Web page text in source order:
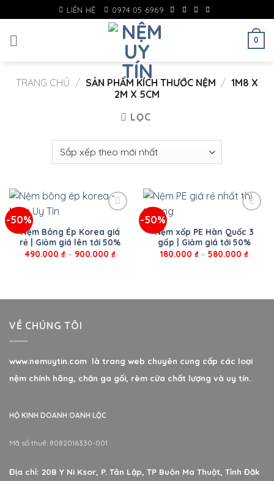
to
content
LIÊN HỆ 0974 05 6969
0
TRANG CHỦ / SẢN PHẨM KÍCH THƯỚC NỆM / 1M8 X
2M X 5CM
LỌC
-50%
Nệm Bông Ép Korea giá
rẻ | Giảm giá lên tới 50%
490.000 ₫– 900.000 ₫
-50%
Nệm xốp PE Hàn Quốc 3
gấp | Giảm giá tới 50%
180.000 ₫– 580.000 ₫
VỀ CHÚNG TÔI
www.nemuytin.com là trang web chuyên cung cấp các loại
nệm chính hãng, chăn ga gối, rèm cửa chất lượng và uy tín.
HỘ KINH DOANH OANH LỘC
Mã số thuế: 8082016330-001
Địa chỉ: 20B Y Ni Ksor, P. Tân Lập, TP Buôn Ma Thuột, Tỉnh Đăk